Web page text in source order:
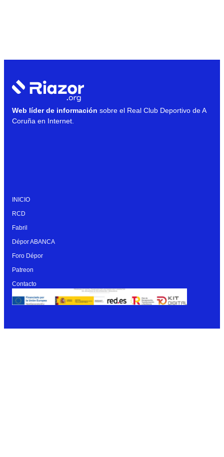
Web líder de información sobre el Real Club Deportivo de A
Coruña en Internet.
INICIO
RCD
Fabril
Dépor ABANCA
Foro Dépor
Patreon
Contacto